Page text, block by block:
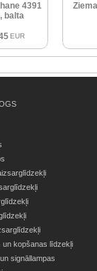
4391
balta
EUR
kopšanas līdzekļi
signāllampas